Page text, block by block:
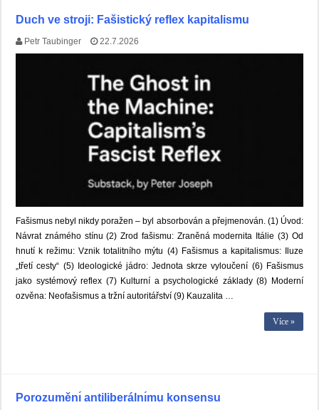
Duch ve stroji: Fašistický reflex kapitalismu
Petr Taubinger 22.7.2026
Fašismus nebyl nikdy poražen – byl absorbován a přejmenován. (1) Úvod:
Návrat známého stínu (2) Zrod fašismu: Zraněná modernita Itálie (3) Od
hnutí k režimu: Vznik totalitního mýtu (4) Fašismus a kapitalismus: Iluze
„třetí cesty“ (5) Ideologické jádro: Jednota skrze vyloučení (6) Fašismus
jako systémový reflex (7) Kulturní a psychologické základy (8) Moderní
ozvěna: Neofašismus a tržní autoritářství (9) Kauzalita …
Více »
Porozuměnı́ antiliberálnı́mu konsensu